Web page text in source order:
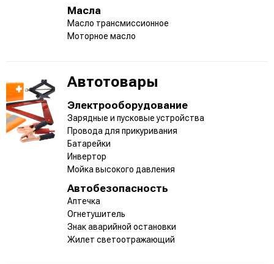
Масла
Масло трансмиссионное
Моторное масло
Автотовары
Электрооборудование
Зарядные и пусковые устройства
Провода для прикуривания
Батарейки
Инвертор
Мойка высокого давления
Автобезопасность
Аптечка
Огнетушитель
Знак аварийной остановки
Жилет светоотражающий